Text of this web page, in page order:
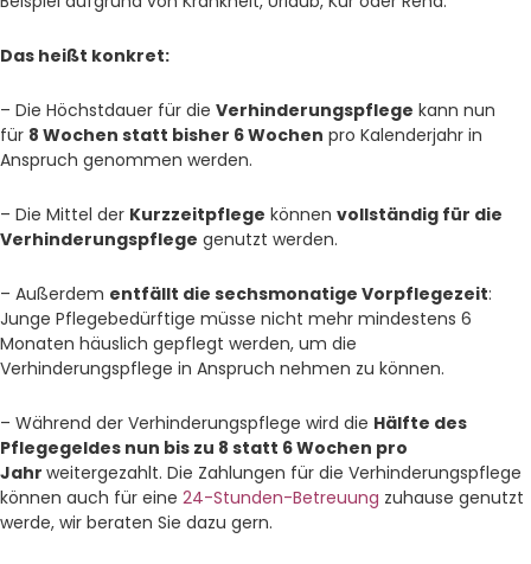
Das heißt konkret:
– Die Höchstdauer für die Verhinderungspflege kann nun
für 8 Wochen statt bisher 6 Wochen pro Kalenderjahr in
Anspruch genommen werden.
– Die Mittel der Kurzzeitpflege können vollständig für die
Verhinderungspflege genutzt werden.
– Außerdem entfällt die sechsmonatige Vorpflegezeit:
Junge Pflegebedürftige müsse nicht mehr mindestens 6
Monaten häuslich gepflegt werden, um die
Verhinderungspflege in Anspruch nehmen zu können.
– Während der Verhinderungspflege wird die Hälfte des
Pflegegeldes nun bis zu 8 statt 6 Wochen pro
Jahr weitergezahlt. Die Zahlungen für die Verhinderungspflege
können auch für eine 24-Stunden-Betreuung zuhause genutzt
werde, wir beraten Sie dazu gern.